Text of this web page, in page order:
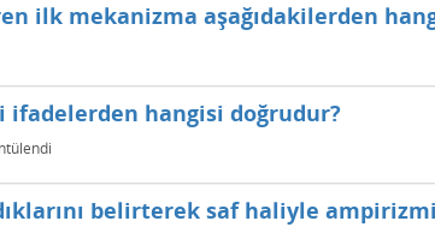
ilk mekanizma aşağıdakilerden
hangisi doğrudur?
belirterek saf haliyle